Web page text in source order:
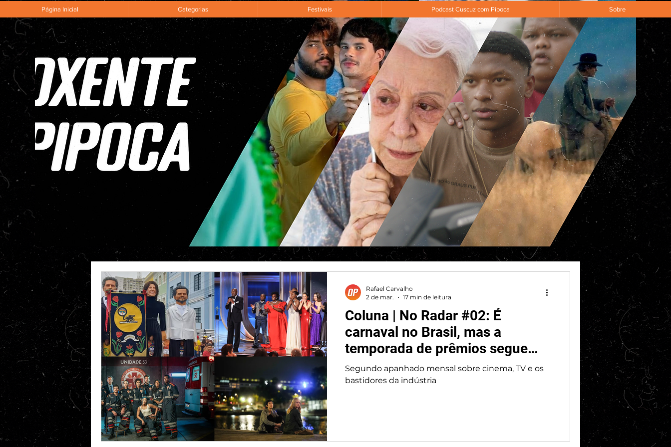
Página Inicial Categorias Festivais Podcast Cuscuz com Pipoca Sobre
Coluna | No Radar #02: É
carnaval no Brasil, mas a
temporada de prêmios segue
forte
Segundo apanhado mensal sobre cinema, TV e os
bastidores da indústria
Rafael Carvalho
2 de mar.
17 min de leitura